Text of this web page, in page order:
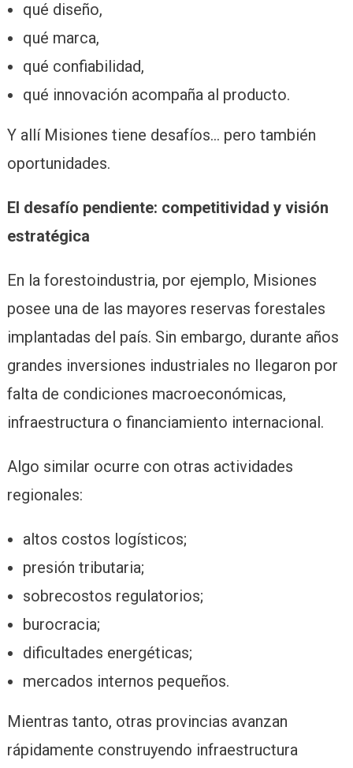
qué diseño,
qué marca,
qué confiabilidad,
qué innovación acompaña al producto.
Y allí Misiones tiene desafíos… pero también
oportunidades.
El desafío pendiente: competitividad y visión
estratégica
En la forestoindustria, por ejemplo, Misiones
posee una de las mayores reservas forestales
implantadas del país. Sin embargo, durante años
grandes inversiones industriales no llegaron por
falta de condiciones macroeconómicas,
infraestructura o financiamiento internacional.
Algo similar ocurre con otras actividades
regionales:
altos costos logísticos;
presión tributaria;
sobrecostos regulatorios;
burocracia;
dificultades energéticas;
mercados internos pequeños.
Mientras tanto, otras provincias avanzan
rápidamente construyendo infraestructura